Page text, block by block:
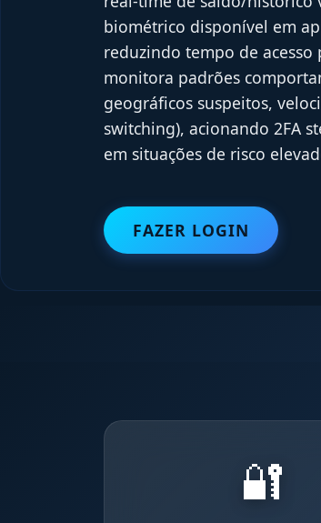
biométrico disponível em
reduzindo tempo de
monitora padrões
geográficos suspeitos,
switching), acionando 2FA
em situações de risco
FAZER LOGIN
🔐